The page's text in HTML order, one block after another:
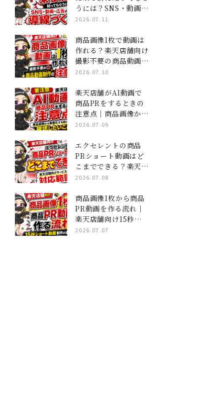
うには？SNS・動画・
広告の導線づくり
2026.07.11
商品画像1枚で動画は
作れる？楽天店舗向け
撮影不要の商品動画制
作の注意点
2026.07.10
楽天店舗がAI動画で
商品PRをするときの
注意点｜商品画像から
動画化する前に確認し
2026.07.09
エクセレントの商品
PRショート動画はど
こまでできる？楽天店
舗向けサービスの対応
2026.07.08
商品画像1枚から商品
PR動画を作る流れ｜
楽天店舗向け15秒ショ
ート動画制作の進め方
2026.07.07